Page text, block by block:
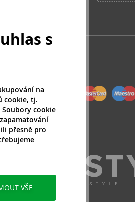
s
na
cookie, tj.
cookie
přesně pro
VŠE